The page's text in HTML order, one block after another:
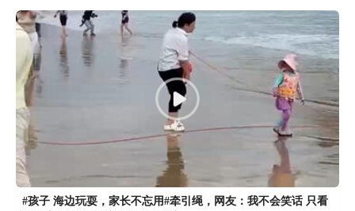
#孩子 海边玩耍，家长不忘用#牵引绳，网友：我不会笑话 只看